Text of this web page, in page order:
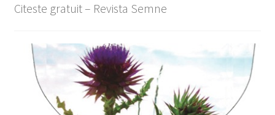
Citeste gratuit – Revista Semne